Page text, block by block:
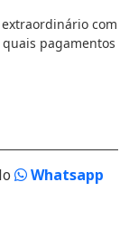
com
pagamentos
Whatsapp